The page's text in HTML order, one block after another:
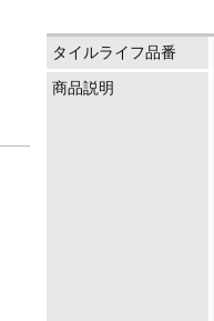
タイルライフ品番
商品説明